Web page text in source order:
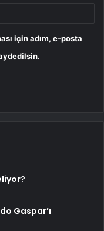
için adım, e-posta
Gaspar’ı